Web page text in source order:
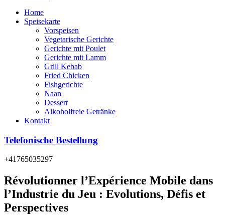
Home
Speisekarte
Vorspeisen
Vegetarische Gerichte
Gerichte mit Poulet
Gerichte mit Lamm
Grill Kebab
Fried Chicken
Fishgerichte
Naan
Dessert
Alkoholfreie Getränke
Kontakt
Telefonische Bestellung
+41765035297
Révolutionner l’Expérience Mobile dans
l’Industrie du Jeu : Evolutions, Défis et
Perspectives